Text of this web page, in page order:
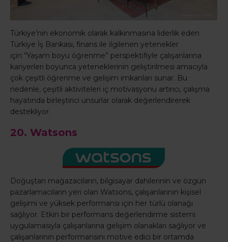
Türkiye’nin ekonomik olarak kalkınmasına liderlik eden
Türkiye İş Bankası, finans ile ilgilenen yetenekler
için “Yaşam boyu öğrenme” perspektifiyle çalışanlarına
kariyerleri boyunca yeteneklerinin geliştirilmesi amacıyla
çok çeşitli öğrenme ve gelişim imkanları sunar. Bu
nedenle, çeşitli aktiviteleri iç motivasyonu artırıcı, çalışma
hayatında birleştirici unsurlar olarak değerlendirerek
destekliyor.
20. Watsons
Doğuştan mağazacıların, bilgisayar dahilerinin ve özgün
pazarlamacıların yeri olan Watsons, çalışanlarının kişisel
gelişimi ve yüksek performansı için her türlü olanağı
sağlıyor. Etkin bir performans değerlendirme sistemi
uygulamasıyla çalışanlarına gelişim olanakları sağlıyor ve
çalışanlarının performansını motive edici bir ortamda